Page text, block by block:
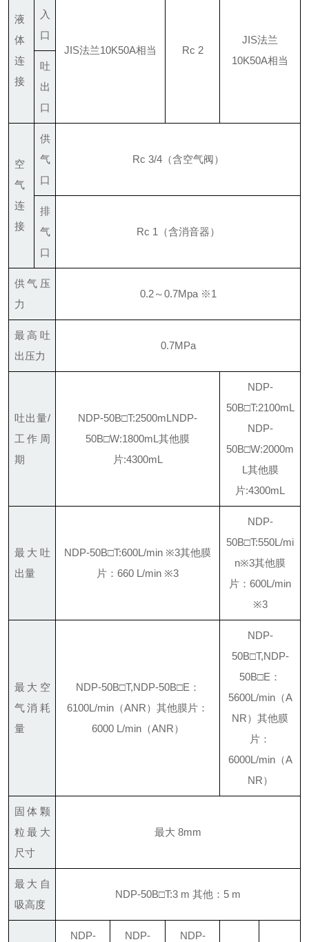
液
体
连
接
入
口
JIS法兰10K50A相当
Rc 2
JIS法兰
10K50A相当
吐
出
口
空
气
连
接
供
气
口
Rc 3/4（含空气阀）
排
气
口
Rc 1（含消音器）
供气压
力
0.2～0.7Mpa ※1
最高吐
出压力
0.7MPa
吐出量/
工作周
期
NDP-50B□T:2500mL NDP-
50B□W:1800mL 其他膜
片:4300mL
NDP-
50B□T:2100mL
NDP-
50B□W:2000m
L 其他膜
片:4300mL
最大吐
出量
NDP-50B□T:600L/min ※3其他膜
片：660 L/min ※3
NDP-
50B□T:550L/mi
n※3其他膜
片： 600L/min
※3
最大空
气消耗
量
NDP-50B□T,NDP-50B□E：
6100L/min（ANR） 其他膜片：
6000 L/min（ANR）
NDP-
50B□T,NDP-
50B□E：
5600L/min（A
NR） 其他膜
片：
6000L/min（A
NR）
固体颗
粒最大
尺寸
最大 8mm
最大自
吸高度
NDP-50B□T:3 m 其他：5 m
NDP-
NDP-
NDP-